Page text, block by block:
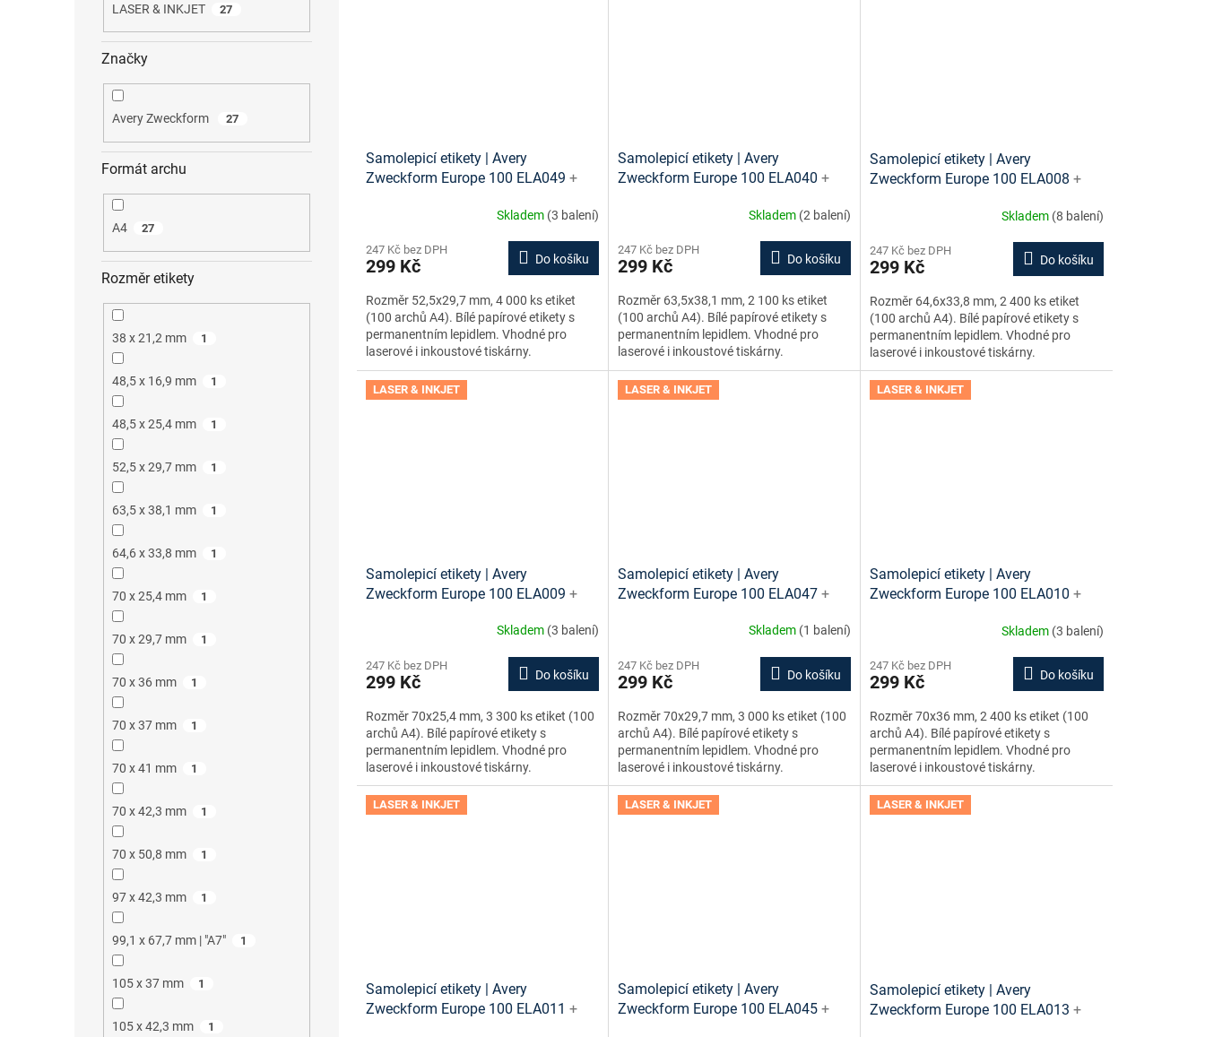
LASER & INKJET 27
Značky
Avery Zweckform 27
Formát archu
A4 27
Rozměr etikety
38 x 21,2 mm 1
48,5 x 16,9 mm 1
48,5 x 25,4 mm 1
52,5 x 29,7 mm 1
63,5 x 38,1 mm 1
64,6 x 33,8 mm 1
70 x 25,4 mm 1
70 x 29,7 mm 1
70 x 36 mm 1
70 x 37 mm 1
70 x 41 mm 1
70 x 42,3 mm 1
70 x 50,8 mm 1
97 x 42,3 mm 1
99,1 x 67,7 mm | "A7" 1
105 x 37 mm 1
105 x 42,3 mm 1
Samolepicí etikety | Avery
Zweckform Europe 100 ELA049 +
Skladem (3 balení)
247 Kč bez DPH
299 Kč Do košíku
Rozměr 52,5x29,7 mm, 4 000 ks etiket
(100 archů A4). Bílé papírové etikety s
permanentním lepidlem. Vhodné pro
laserové i inkoustové tiskárny.
Samolepicí etikety | Avery
Zweckform Europe 100 ELA040 +
Skladem (2 balení)
247 Kč bez DPH
299 Kč Do košíku
Rozměr 63,5x38,1 mm, 2 100 ks etiket
(100 archů A4). Bílé papírové etikety s
permanentním lepidlem. Vhodné pro
laserové i inkoustové tiskárny.
Samolepicí etikety | Avery
Zweckform Europe 100 ELA008 +
Skladem (8 balení)
247 Kč bez DPH
299 Kč Do košíku
Rozměr 64,6x33,8 mm, 2 400 ks etiket
(100 archů A4). Bílé papírové etikety s
permanentním lepidlem. Vhodné pro
laserové i inkoustové tiskárny.
LASER & INKJET
Samolepicí etikety | Avery
Zweckform Europe 100 ELA009 +
Skladem (3 balení)
247 Kč bez DPH
299 Kč Do košíku
Rozměr 70x25,4 mm, 3 300 ks etiket (100
archů A4). Bílé papírové etikety s
permanentním lepidlem. Vhodné pro
laserové i inkoustové tiskárny.
LASER & INKJET
Samolepicí etikety | Avery
Zweckform Europe 100 ELA047 +
Skladem (1 balení)
247 Kč bez DPH
299 Kč Do košíku
Rozměr 70x29,7 mm, 3 000 ks etiket (100
archů A4). Bílé papírové etikety s
permanentním lepidlem. Vhodné pro
laserové i inkoustové tiskárny.
LASER & INKJET
Samolepicí etikety | Avery
Zweckform Europe 100 ELA010 +
Skladem (3 balení)
247 Kč bez DPH
299 Kč Do košíku
Rozměr 70x36 mm, 2 400 ks etiket (100
archů A4). Bílé papírové etikety s
permanentním lepidlem. Vhodné pro
laserové i inkoustové tiskárny.
LASER & INKJET
Samolepicí etikety | Avery
Zweckform Europe 100 ELA011 +
LASER & INKJET
Samolepicí etikety | Avery
Zweckform Europe 100 ELA045 +
LASER & INKJET
Samolepicí etikety | Avery
Zweckform Europe 100 ELA013 +